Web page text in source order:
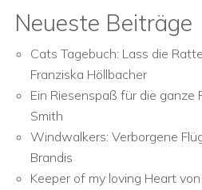
Neueste Beiträge
Cats Tagebuch: Lass die
Franziska Höllbacher
Ein Riesenspaß für die ganze
Smith
Windwalkers: Verborgene
Brandis
Keeper of my loving Heart